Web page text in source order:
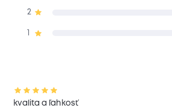
2
kvalita a ľahkosť